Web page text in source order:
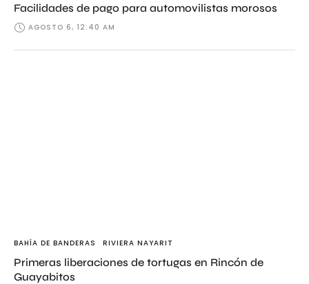
Facilidades de pago para automovilistas morosos
AGOSTO 6, 12:40 AM
BAHÍA DE BANDERAS RIVIERA NAYARIT
Primeras liberaciones de tortugas en Rincón de
Guayabitos